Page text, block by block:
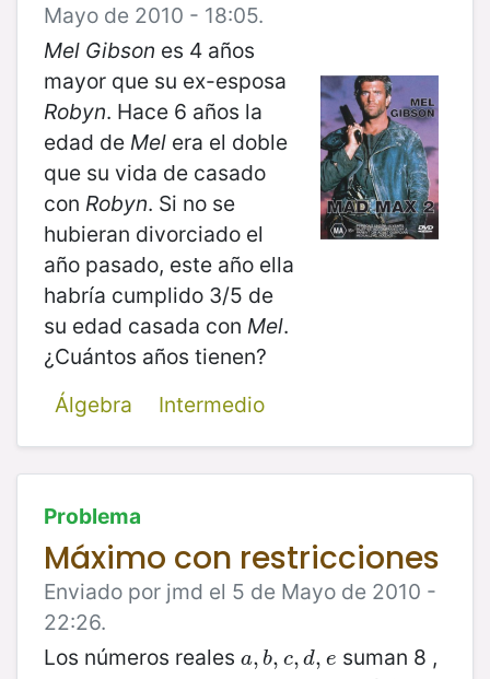
Mayo de 2010 - 18:05.
Mel Gibson es 4 años
mayor que su ex-esposa
Robyn. Hace 6 años la
edad de Mel era el doble
que su vida de casado
con Robyn. Si no se
hubieran divorciado el
año pasado, este año ella
habría cumplido 3/5 de
su edad casada con Mel.
¿Cuántos años tienen?
Álgebra
Intermedio
Problema
Máximo con restricciones
Enviado por jmd el 5 de Mayo de 2010 -
22:26.
Los números reales a, b, c, d, e
a,b,c,d,e
suman 8 ,